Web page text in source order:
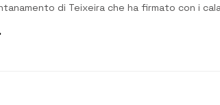
di Teixeira che ha firmato con i
il profilo della categoria e non solo”, ha